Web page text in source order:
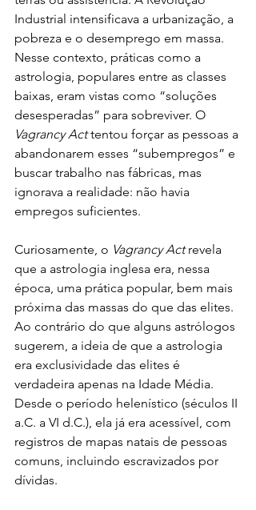
Industrial intensificava a urbanização, a
pobreza e o desemprego em massa.
Nesse contexto, práticas como a
astrologia, populares entre as classes
baixas, eram vistas como “soluções
desesperadas” para sobreviver. O
Vagrancy Act tentou forçar as pessoas a
abandonarem esses “subempregos” e
buscar trabalho nas fábricas, mas
ignorava a realidade: não havia
empregos suficientes.
Curiosamente, o Vagrancy Act revela
que a astrologia inglesa era, nessa
época, uma prática popular, bem mais
próxima das massas do que das elites.
Ao contrário do que alguns astrólogos
sugerem, a ideia de que a astrologia
era exclusividade das elites é
verdadeira apenas na Idade Média.
Desde o período helenístico (séculos II
a.C. a VI d.C.), ela já era acessível, com
registros de mapas natais de pessoas
comuns, incluindo escravizados por
dívidas.